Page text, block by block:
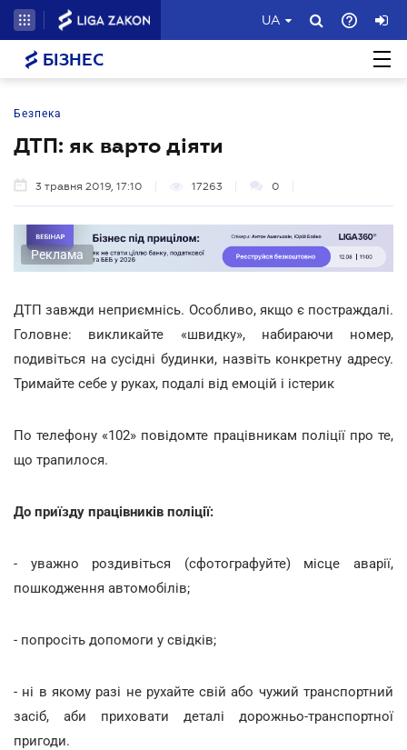
UA
БІЗНЕС
Безпека
ДТП: як варто діяти
3 травня 2019, 17:10 17263 0
Реклама
ДТП завжди неприємнісь. Особливо, якщо є постраждалі.
Головне: викликайте «швидку», набираючи номер,
подивіться на сусідні будинки, назвіть конкретну адресу.
Тримайте себе у руках, подалі від емоцій і істерик
По телефону «102» повідомте працівникам поліції про те,
що трапилося.
До приїзду працівників поліції:
- уважно роздивіться (сфотографуйте) місце аварії,
пошкодження автомобілів;
- попросіть допомоги у свідків;
- ні в якому разі не рухайте свій або чужий транспортний
засіб, аби приховати деталі дорожньо-транспортної
пригоди.